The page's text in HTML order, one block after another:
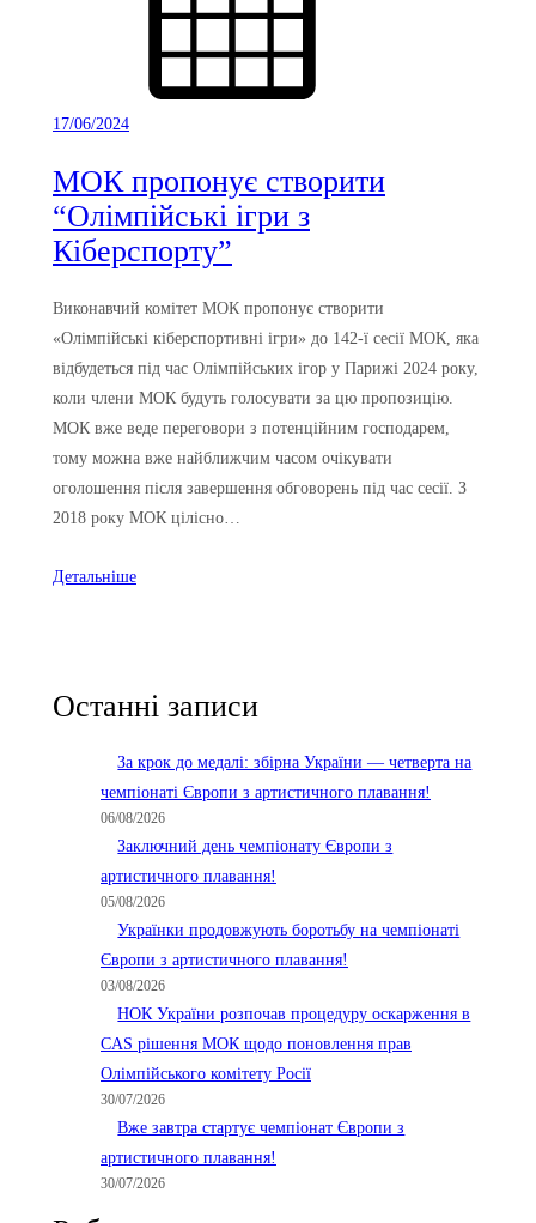
17/06/2024
МОК пропонує створити
“Олімпійські ігри з
Кіберспорту”
Виконавчий комітет МОК пропонує створити
«Олімпійські кіберспортивні ігри» до 142-ї сесії МОК, яка
відбудеться під час Олімпійських ігор у Парижі 2024 року,
коли члени МОК будуть голосувати за цю пропозицію.
МОК вже веде переговори з потенційним господарем,
тому можна вже найближчим часом очікувати
оголошення після завершення обговорень під час сесії. З
2018 року МОК цілісно…
Детальніше
Останні записи
За крок до медалі: збірна України — четверта на
чемпіонаті Європи з артистичного плавання!
06/08/2026
Заключний день чемпіонату Європи з
артистичного плавання!
05/08/2026
Українки продовжують боротьбу на чемпіонаті
Європи з артистичного плавання!
03/08/2026
НОК України розпочав процедуру оскарження в
CAS рішення МОК щодо поновлення прав
Олімпійського комітету Росії
30/07/2026
Вже завтра стартує чемпіонат Європи з
артистичного плавання!
30/07/2026